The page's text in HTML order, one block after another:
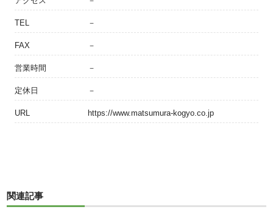
TEL －
FAX －
営業時間 －
定休日 －
URL https://www.matsumura-kogyo.co.jp
関連記事